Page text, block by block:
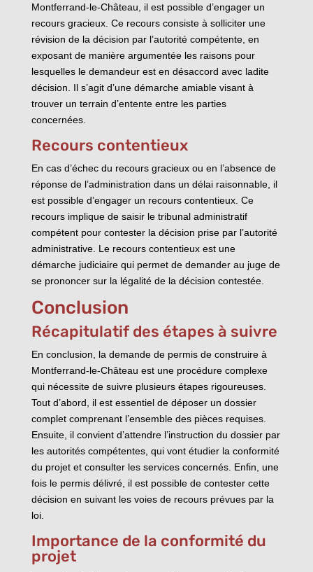
Montferrand-le-Château, il est possible d’engager un
recours gracieux. Ce recours consiste à solliciter une
révision de la décision par l’autorité compétente, en
exposant de manière argumentée les raisons pour
lesquelles le demandeur est en désaccord avec ladite
décision. Il s’agit d’une démarche amiable visant à
trouver un terrain d’entente entre les parties
concernées.
Recours contentieux
En cas d’échec du recours gracieux ou en l’absence de
réponse de l’administration dans un délai raisonnable, il
est possible d’engager un recours contentieux. Ce
recours implique de saisir le tribunal administratif
compétent pour contester la décision prise par l’autorité
administrative. Le recours contentieux est une
démarche judiciaire qui permet de demander au juge de
se prononcer sur la légalité de la décision contestée.
Conclusion
Récapitulatif des étapes à suivre
En conclusion, la demande de permis de construire à
Montferrand-le-Château est une procédure complexe
qui nécessite de suivre plusieurs étapes rigoureuses.
Tout d’abord, il est essentiel de déposer un dossier
complet comprenant l’ensemble des pièces requises.
Ensuite, il convient d’attendre l’instruction du dossier par
les autorités compétentes, qui vont étudier la conformité
du projet et consulter les services concernés. Enfin, une
fois le permis délivré, il est possible de contester cette
décision en suivant les voies de recours prévues par la
loi.
Importance de la conformité du
projet